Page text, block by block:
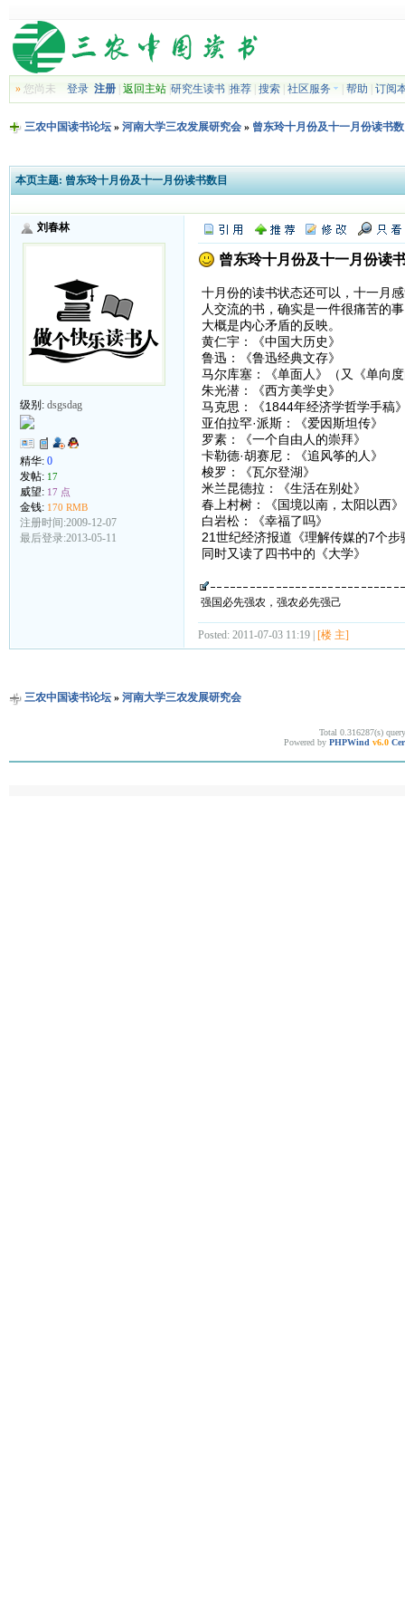
»您尚未 登录 注册| 返回主站| 研究生读书| 推荐| 搜索| 社区服务 帮助 订阅
三农中国读书论坛» 河南大学三农发展研究会» 曾东玲十月份及十一月份读书
本页主题: 曾东玲十月份及十一月份读书数目
刘春林
级别: dsgsdag
精华: 0
发帖: 17
威望: 17 点
金钱: 170 RMB
注册时间:2009-12-07
最后登录:2013-05-11
曾东玲十月份及十一月份读
十月份的读书状态还可以，十一月
人交流的书，确实是一件很痛苦的
大概是内心矛盾的反映。
黄仁宇：《中国大历史》
鲁迅：《鲁迅经典文存》
马尔库塞：《单面人》（又《单向
朱光潜：《西方美学史》
马克思：《1844年经济学哲学手稿
亚伯拉罕·派斯：《爱因斯坦传》
罗素：《一个自由人的崇拜》
卡勒德·胡赛尼：《追风筝的人》
梭罗：《瓦尔登湖》
米兰昆德拉：《生活在别处》
春上村树：《国境以南，太阳以西》
白岩松：《幸福了吗》
21世纪经济报道《理解传媒的7个步
同时又读了四书中的《大学》
强国必先强农，强农必先强己
Posted: 2011-07-03 11:19 | [楼 主]
三农中国读书论坛» 河南大学三农发展研究会
Total 0.316287(s)
Powered by PHPWind v6.0